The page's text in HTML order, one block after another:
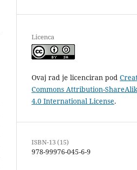
Licenca
Ovaj rad je licenciran pod
Commons Attribution-
4.0 International License.
ISBN-13 (15)
978-99976-045-6-9